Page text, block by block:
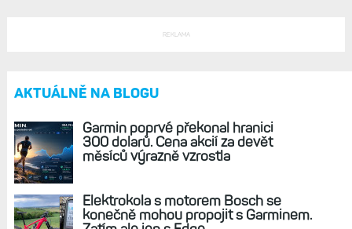
o spuštění GPS aktivity. Bylo to naštěstí jen